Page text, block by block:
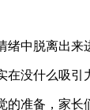
中脱离出来
没什么吸引
准备，家